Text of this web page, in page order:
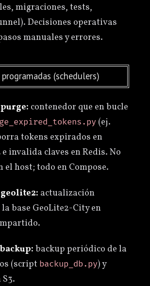
migraciones, tests,
Decisiones operativas
manuales y errores.
programadas (schedulers)
contenedor que en bucle
(ej.
tokens expirados en
e invalida claves en Redis. No
el host; todo en Compose.
actualización
base GeoLite2-City en
backup periódico de la
(script backup_db.py) y